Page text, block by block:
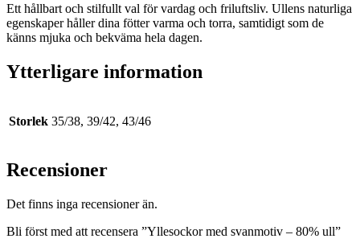
Ett hållbart och stilfullt val för vardag och friluftsliv. Ullens naturliga
egenskaper håller dina fötter varma och torra, samtidigt som de
känns mjuka och bekväma hela dagen.
Ytterligare information
Storlek 35/38, 39/42, 43/46
Recensioner
Det finns inga recensioner än.
Bli först med att recensera ”Yllesockor med svanmotiv – 80% ull”